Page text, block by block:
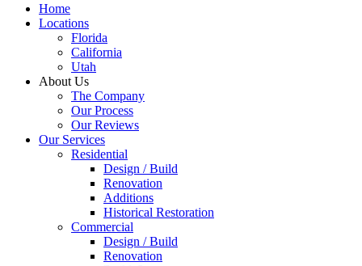
Home
Locations
Florida
California
Utah
About Us
The Company
Our Process
Our Reviews
Our Services
Residential
Design / Build
Renovation
Additions
Historical Restoration
Commercial
Design / Build
Renovation